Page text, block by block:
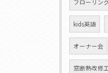
フローリン
kids英語
オーナー会
窓断熱改修